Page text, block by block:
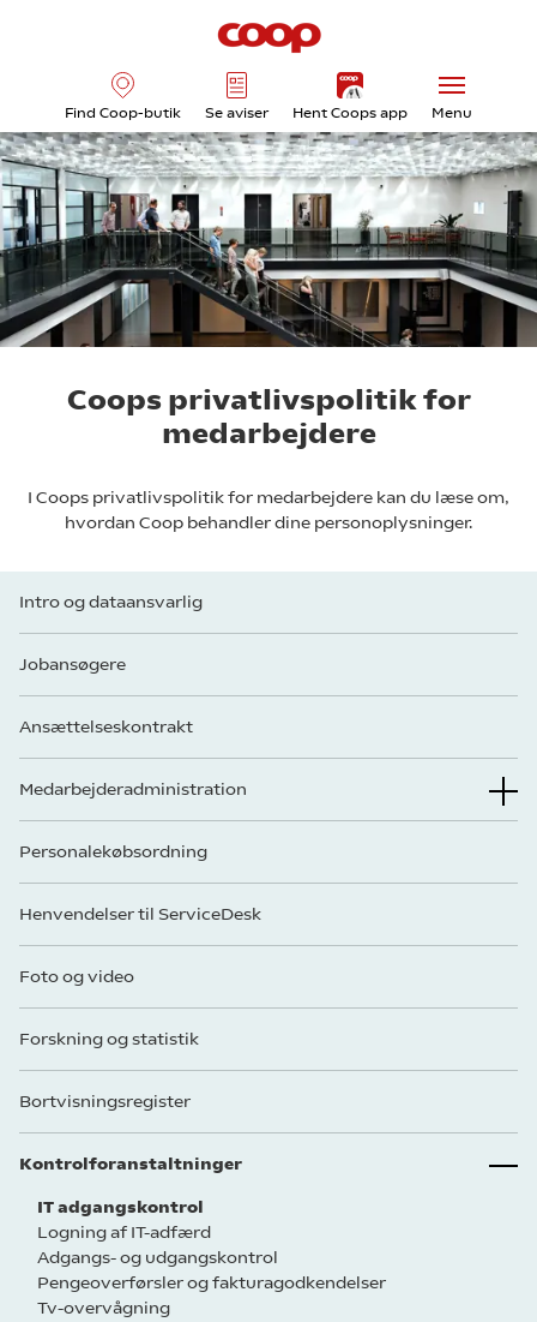
Find Coop-butik Se aviser Hent Coops app Menu
Coops privatlivspolitik for
medarbejdere
I Coops privatlivspolitik for medarbejdere kan du læse om,
hvordan Coop behandler dine personoplysninger.
Intro og dataansvarlig
Jobansøgere
Ansættelseskontrakt
Medarbejderadministration
Personalekøbsordning
Henvendelser til ServiceDesk
Foto og video
Forskning og statistik
Bortvisningsregister
Kontrolforanstaltninger
IT adgangskontrol
Logning af IT-adfærd
Adgangs- og udgangskontrol
Pengeoverførsler og fakturagodkendelser
Tv-overvågning